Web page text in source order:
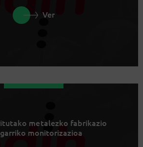
Ver
metalezko fabrikazio
monitorizazioa